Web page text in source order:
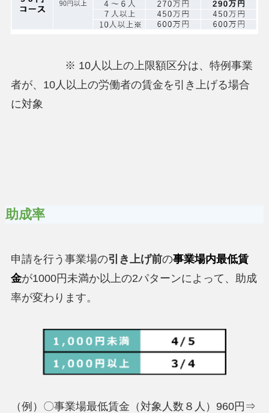
※ 10人以上の上限額区分は、特例事業
者が、10人以上の労働者の賃金を引き上げる場合
に対象
助成率
申請を行う事業場の引き上げ前の事業場内最低賃
金が1000円未満か以上の2パターンによって、助成
率が変わります。
（例）〇事業場最低賃金（対象人数８人）960円⇒